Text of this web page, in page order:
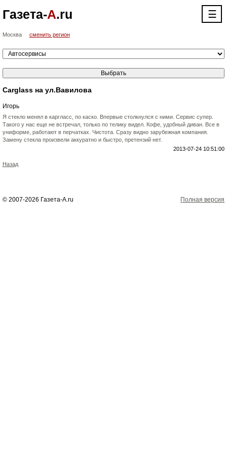
Газета-А.ru ☰
Москва сменить регион
Carglass на ул.Вавилова
Игорь
Я стекло менял в каргласс, по каско. Впервые столкнулся с ними. Сервис супер.
Такого у нас еще не встречал, только по телику видел. Кофе, удобный диван. Все в
униформе, работают в перчатках. Чистота. Сразу видно зарубежная компания.
Замену стекла произвели аккуратно и быстро, претензий нет.
2013-07-24 10:51:00
Назад
© 2007-2026 Газета-А.ru Полная версия